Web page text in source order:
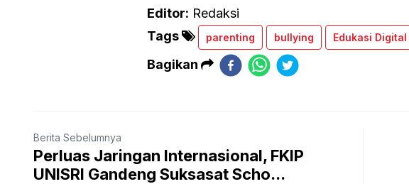
Editor: Redaksi
Tags
parenting bullying Edukasi Digital
Bagikan
Berita Sebelumnya
Perluas Jaringan Internasional, FKIP
UNISRI Gandeng Suksasat Scho...